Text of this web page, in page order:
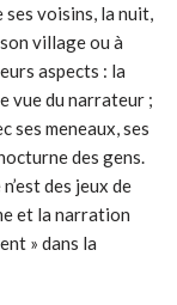
voisins, la nuit,
village ou à
aspects : la
vue du narrateur ;
ses meneaux, ses
des gens.
des jeux de
et la narration
» dans la